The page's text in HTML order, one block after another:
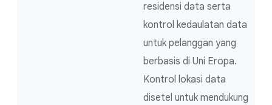
residensi data serta
kontrol kedaulatan data
untuk pelanggan yang
berbasis di Uni Eropa.
Kontrol lokasi data
disetel untuk mendukung